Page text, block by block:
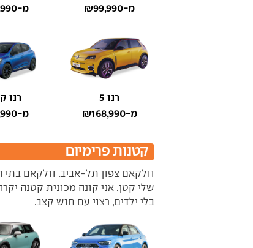
מ-₪99,990
מ-₪120,990
רנו 5
מ-₪168,990
רנו
מ-₪124,990
קטנות פרימיום
וולקאם צפון תל-אביב. וולקאם
שלי קטן. אני קונה מכונית קטנה
בלי ילדים, רצוי עם חוש קצב.